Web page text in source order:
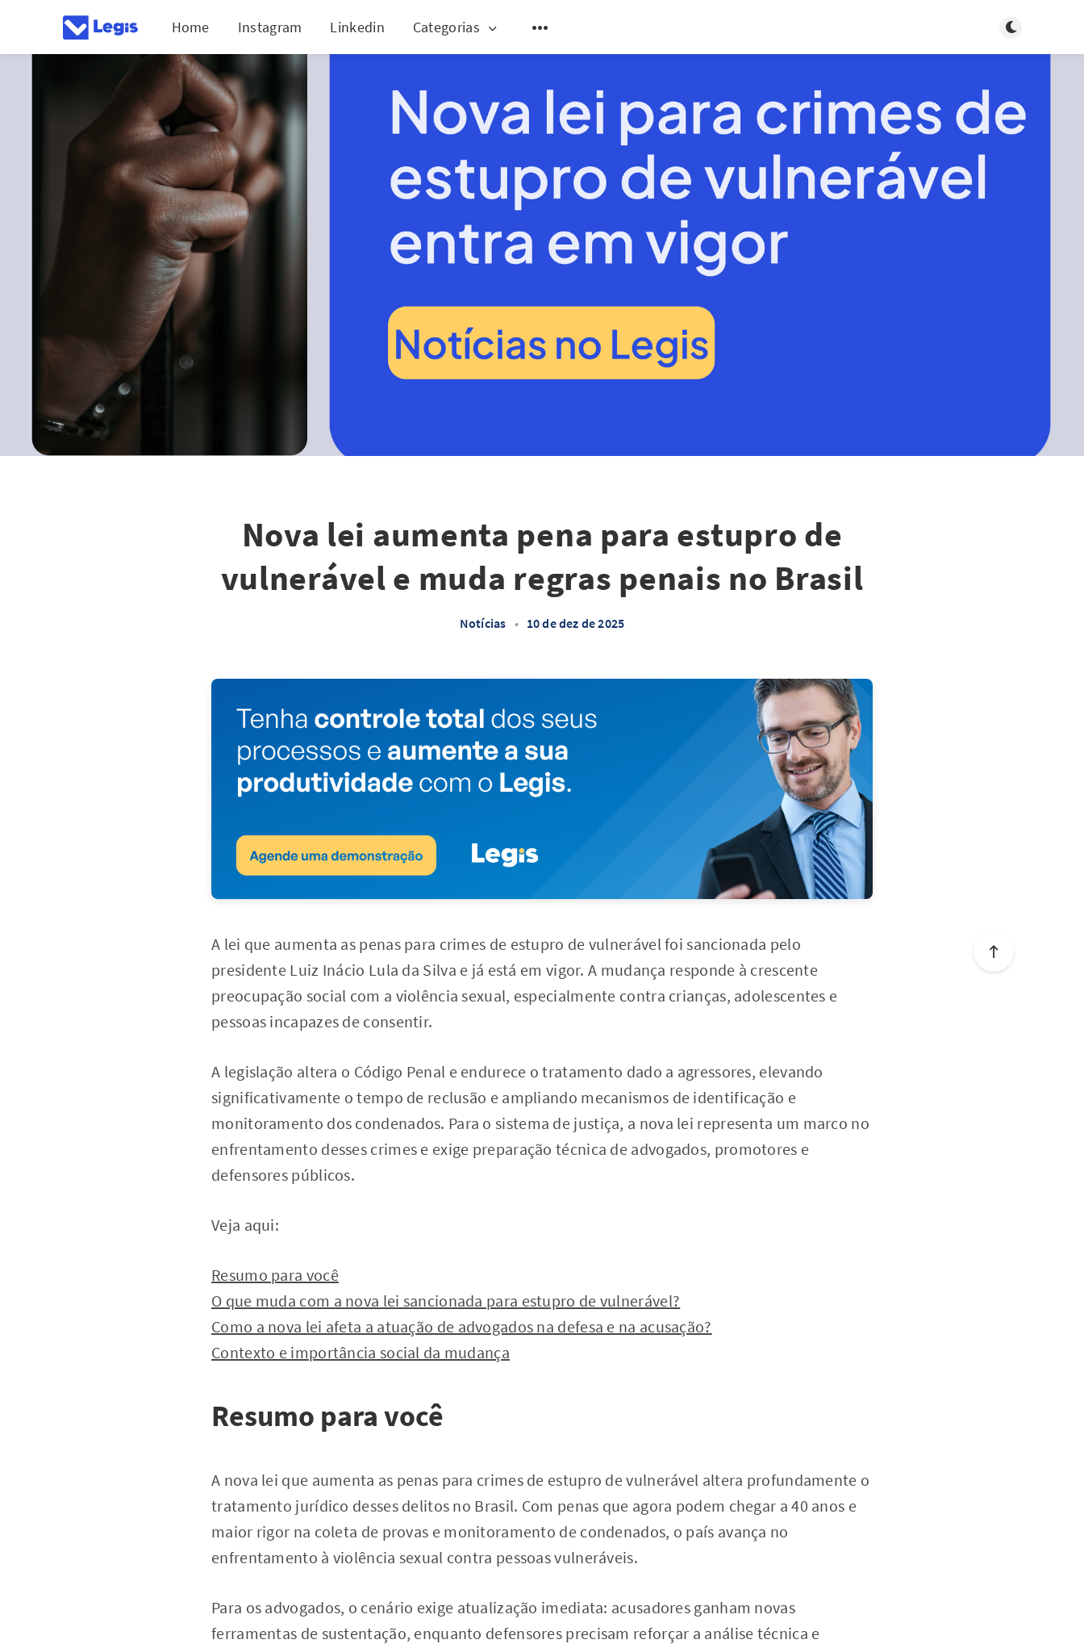
Home Instagram Linkedin Categorias Toggle dark
Nova lei aumenta pena para estupro de
vulnerável e muda regras penais no Brasil
Notícias • 10 de dez de 2025
A lei que aumenta as penas para crimes de estupro de vulnerável foi sancionada pelo
presidente Luiz Inácio Lula da Silva e já está em vigor. A mudança responde à crescente
preocupação social com a violência sexual, especialmente contra crianças, adolescentes e
pessoas incapazes de consentir.
A legislação altera o Código Penal e endurece o tratamento dado a agressores, elevando
significativamente o tempo de reclusão e ampliando mecanismos de identificação e
monitoramento dos condenados. Para o sistema de justiça, a nova lei representa um marco no
enfrentamento desses crimes e exige preparação técnica de advogados, promotores e
defensores públicos.
Veja aqui:
Resumo para você
O que muda com a nova lei sancionada para estupro de vulnerável?
Como a nova lei afeta a atuação de advogados na defesa e na acusação?
Contexto e importância social da mudança
Resumo para você
A nova lei que aumenta as penas para crimes de estupro de vulnerável altera profundamente o
tratamento jurídico desses delitos no Brasil. Com penas que agora podem chegar a 40 anos e
maior rigor na coleta de provas e monitoramento de condenados, o país avança no
enfrentamento à violência sexual contra pessoas vulneráveis.
Para os advogados, o cenário exige atualização imediata: acusadores ganham novas
ferramentas de sustentação, enquanto defensores precisam reforçar a análise técnica e